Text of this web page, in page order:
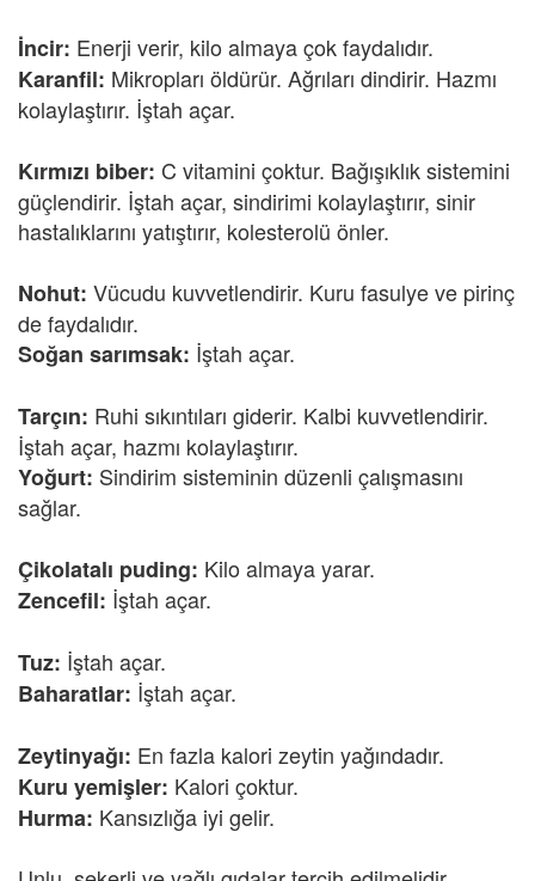
İncir: Enerji verir, kilo almaya çok faydalıdır.
Karanfil: Mikropları öldürür. Ağrıları dindirir. Hazmı
kolaylaştırır. İştah açar.
Kırmızı biber: C vitamini çoktur. Bağışıklık sistemini
güçlendirir. İştah açar, sindirimi kolaylaştırır, sinir
hastalıklarını yatıştırır, kolesterolü önler.
Nohut: Vücudu kuvvetlendirir. Kuru fasulye ve pirinç
de faydalıdır.
Soğan sarımsak: İştah açar.
Tarçın: Ruhi sıkıntıları giderir. Kalbi kuvvetlendirir.
İştah açar, hazmı kolaylaştırır.
Yoğurt: Sindirim sisteminin düzenli çalışmasını
sağlar.
Çikolatalı puding: Kilo almaya yarar.
Zencefil: İştah açar.
Tuz: İştah açar.
Baharatlar: İştah açar.
Zeytinyağı: En fazla kalori zeytin yağındadır.
Kuru yemişler: Kalori çoktur.
Hurma: Kansızlığa iyi gelir.